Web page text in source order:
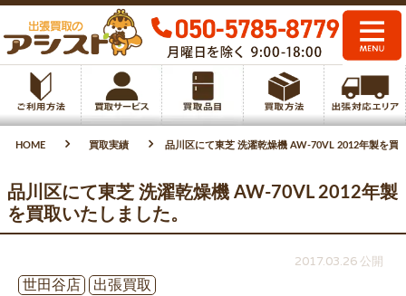
HOME 買取実績 品川区にて東芝 洗濯乾燥機 AW-70VL 2012年製を買
品川区にて東芝 洗濯乾燥機 AW-70VL 2012年製
を買取いたしました。
2017.03.26 公開
世田谷店
出張買取